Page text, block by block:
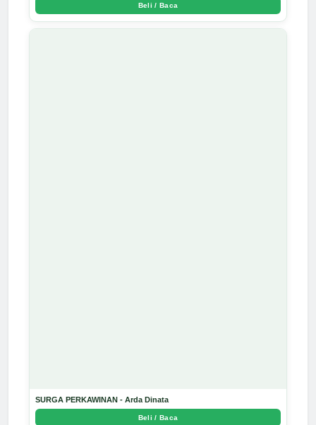
Beli / Baca
SURGA PERKAWINAN - Arda Dinata
Beli / Baca